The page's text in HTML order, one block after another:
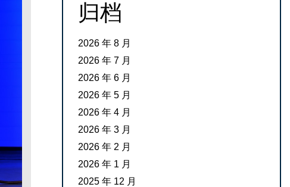
归档
2026 年 8 月
2026 年 7 月
2026 年 6 月
2026 年 5 月
2026 年 4 月
2026 年 3 月
2026 年 2 月
2026 年 1 月
2025 年 12 月